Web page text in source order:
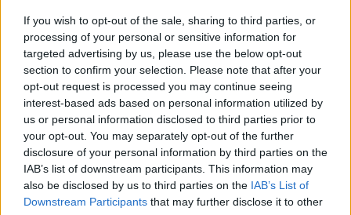
If you wish to opt-out of the sale, sharing to third parties, or
processing of your personal or sensitive information for
targeted advertising by us, please use the below opt-out
section to confirm your selection. Please note that after your
opt-out request is processed you may continue seeing
interest-based ads based on personal information utilized by
us or personal information disclosed to third parties prior to
your opt-out. You may separately opt-out of the further
disclosure of your personal information by third parties on the
IAB’s list of downstream participants. This information may
also be disclosed by us to third parties on the IAB’s List of
Downstream Participants that may further disclose it to other
téveszthető színvilágot teremtve.